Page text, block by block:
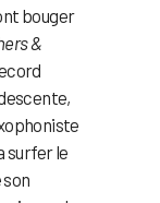
bouger
&
surfer le
son